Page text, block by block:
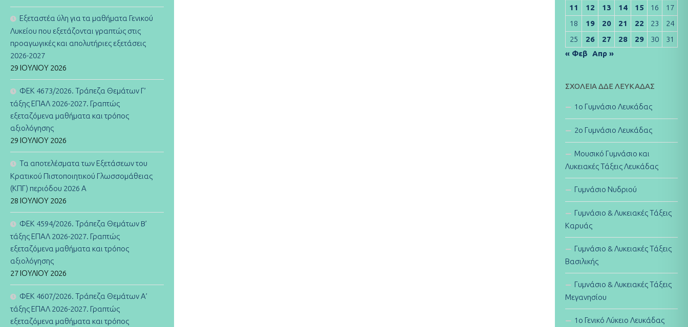
Εξεταστέα ύλη για τα μαθήματα Γενικού
Λυκείου που εξετάζονται γραπτώς στις
προαγωγικές και απολυτήριες εξετάσεις
2026-2027
29 ΙΟΥΛΊΟΥ 2026
ΦΕΚ 4673/2026. Τράπεζα Θεμάτων Γ’
τάξης ΕΠΑΛ 2026-2027. Γραπτώς
εξεταζόμενα μαθήματα και τρόπος
αξιολόγησης
29 ΙΟΥΛΊΟΥ 2026
Τα αποτελέσματα των Εξετάσεων του
Κρατικού Πιστοποιητικού Γλωσσομάθειας
(ΚΠΓ) περιόδου 2026 Α
28 ΙΟΥΛΊΟΥ 2026
ΦΕΚ 4594/2026. Τράπεζα Θεμάτων B’
τάξης ΕΠΑΛ 2026-2027. Γραπτώς
εξεταζόμενα μαθήματα και τρόπος
αξιολόγησης
27 ΙΟΥΛΊΟΥ 2026
ΦΕΚ 4607/2026. Τράπεζα Θεμάτων Α’
τάξης ΕΠΑΛ 2026-2027. Γραπτώς
εξεταζόμενα μαθήματα και τρόπος
11
12 13 14 15 16
17
18
19 20 21 22 23
24
25
26 27 28 29 30
31
« Φεβ Απρ »
ΣΧΟΛΕΊΑ ΔΔΕ ΛΕΥΚΆΔΑΣ
1ο Γυμνάσιο Λευκάδας
2ο Γυμνάσιο Λευκάδας
Μουσικό Γυμνάσιο και
Λυκειακές Τάξεις Λευκάδας
Γυμνάσιο Νυδριού
Γυμνάσιο & Λυκειακές Τάξεις
Καρυάς
Γυμνάσιο & Λυκειακές Τάξεις
Βασιλικής
Γυμνάσιο & Λυκειακές Τάξεις
Μεγανησίου
1ο Γενικό Λύκειο Λευκάδας